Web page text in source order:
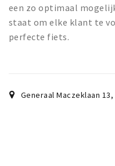
Cycling
Walking
een zo optimaal
staat om elke klant te
perfecte fiets.
Generaal Maczeklaan 13,